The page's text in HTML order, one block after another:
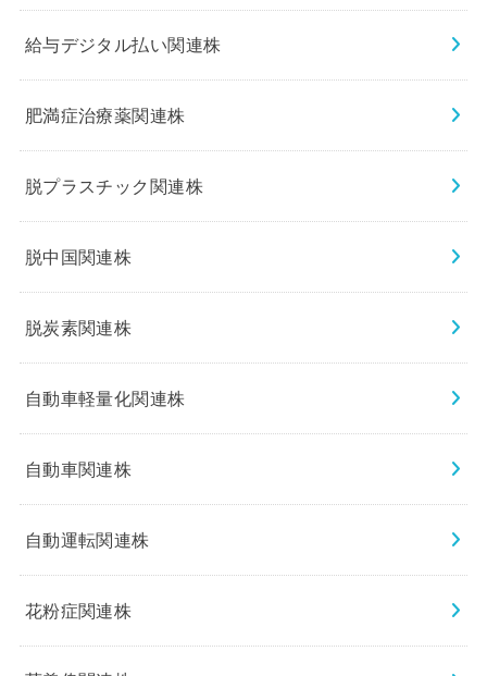
給与デジタル払い関連株
肥満症治療薬関連株
脱プラスチック関連株
脱中国関連株
脱炭素関連株
自動車軽量化関連株
自動車関連株
自動運転関連株
花粉症関連株